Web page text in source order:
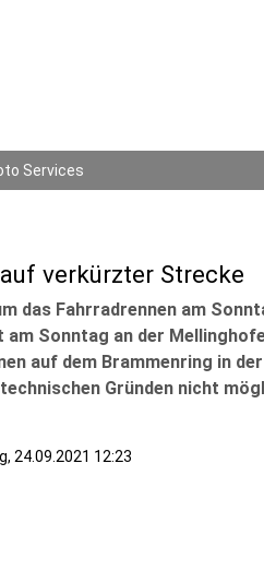
Services
verkürzter Strecke
das Fahrradrennen am
Sonntag an der
auf dem Brammenring in
Gründen nicht
24.09.2021 12:23